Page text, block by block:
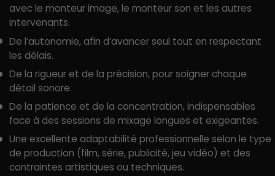
avec le monteur image, le monteur son et les autres
intervenants.
De l’autonomie, afin d’avancer seul tout en respectant
les délais.
De la rigueur et de la précision, pour soigner chaque
détail sonore.
De la patience et de la concentration, indispensables
face à des sessions de mixage longues et exigeantes.
Une excellente adaptabilité professionnelle selon le type
de production (film, série, publicité, jeu vidéo) et des
contraintes artistiques ou techniques.